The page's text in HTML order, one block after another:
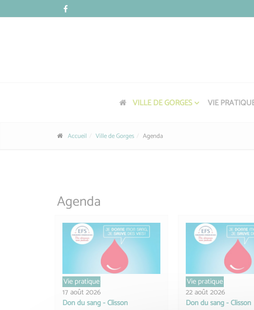
VILLE DE GORGES VIE
Accueil Ville de Gorges Agenda
Agenda
Vie pratique
17 août 2026
Don du sang - Clisson
Vie pratique
22 août 2026
Don du sang - Clisson
Panneau de gestion des cookies